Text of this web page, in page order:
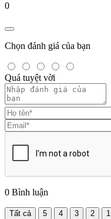
0
Chọn đánh giá của bạn
Quá tuyệt vời
0 Bình luận
Tất cả 5 4 3 2 1